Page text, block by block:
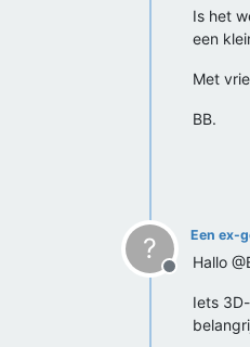
Is het
een
Met
BB.
?
Offline
Een ex-
Hallo
Iets